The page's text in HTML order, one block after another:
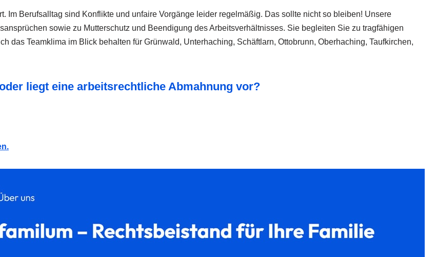
Im Berufsalltag sind Konflikte und unfaire Vorgänge leider regelmäßig. Das sollte nicht so bleiben! Unsere
sowie zu Mutterschutz und Beendigung des Arbeitsverhältnisses. Sie begleiten Sie zu tragfähigen
das Teamklima im Blick behalten für Grünwald, Unterhaching, Schäftlarn, Ottobrunn, Oberhaching, Taufkirchen,
liegt eine arbeitsrechtliche Abmahnung vor?